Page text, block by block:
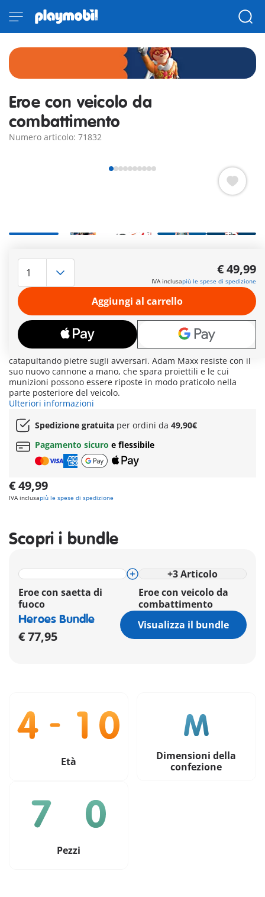
Eroe con veicolo da
combattimento
Numero articolo: 71832
+5
punta sul suo versatile veicolo multifunzione, che funziona
alla perfezione a terra, in aria e in acqua. A terra, due
cannoni frontali funzionanti assicurano un'azione
emozionante. Per la modalità aerea, si spiegano le ali e il
veicolo è pronto per operazioni rapide in aria. In acqua
rimane si è sicuri di rimanere in superficie grazie ai
galleggianti, azionati da due turbine ad elica. Revolt porta
confusione nel gioco con la sua piattaforma di lancio,
catapultando pietre sugli avversari. Adam Maxx resiste con il
suo nuovo cannone a mano, che spara proiettili e le cui
munizioni possono essere riposte in modo praticolo nella
parte posteriore del veicolo.
Ulteriori informazioni
Spedizione gratuita per ordini da 49,90€
Pagamento sicuro e flessibile
€ 49,99
IVA inclusapiù le spese di spedizione
€ 49,99
IVA inclusapiù le spese di spedizione
Aggiungi al carrello
Scopri i bundle
Eroe con saetta di
fuoco
+3Articolo
Eroe con veicolo da
combattimento
Heroes Bundle
€ 77,95
Visualizza il bundle
Età
Dimensioni della
confezione
Pezzi